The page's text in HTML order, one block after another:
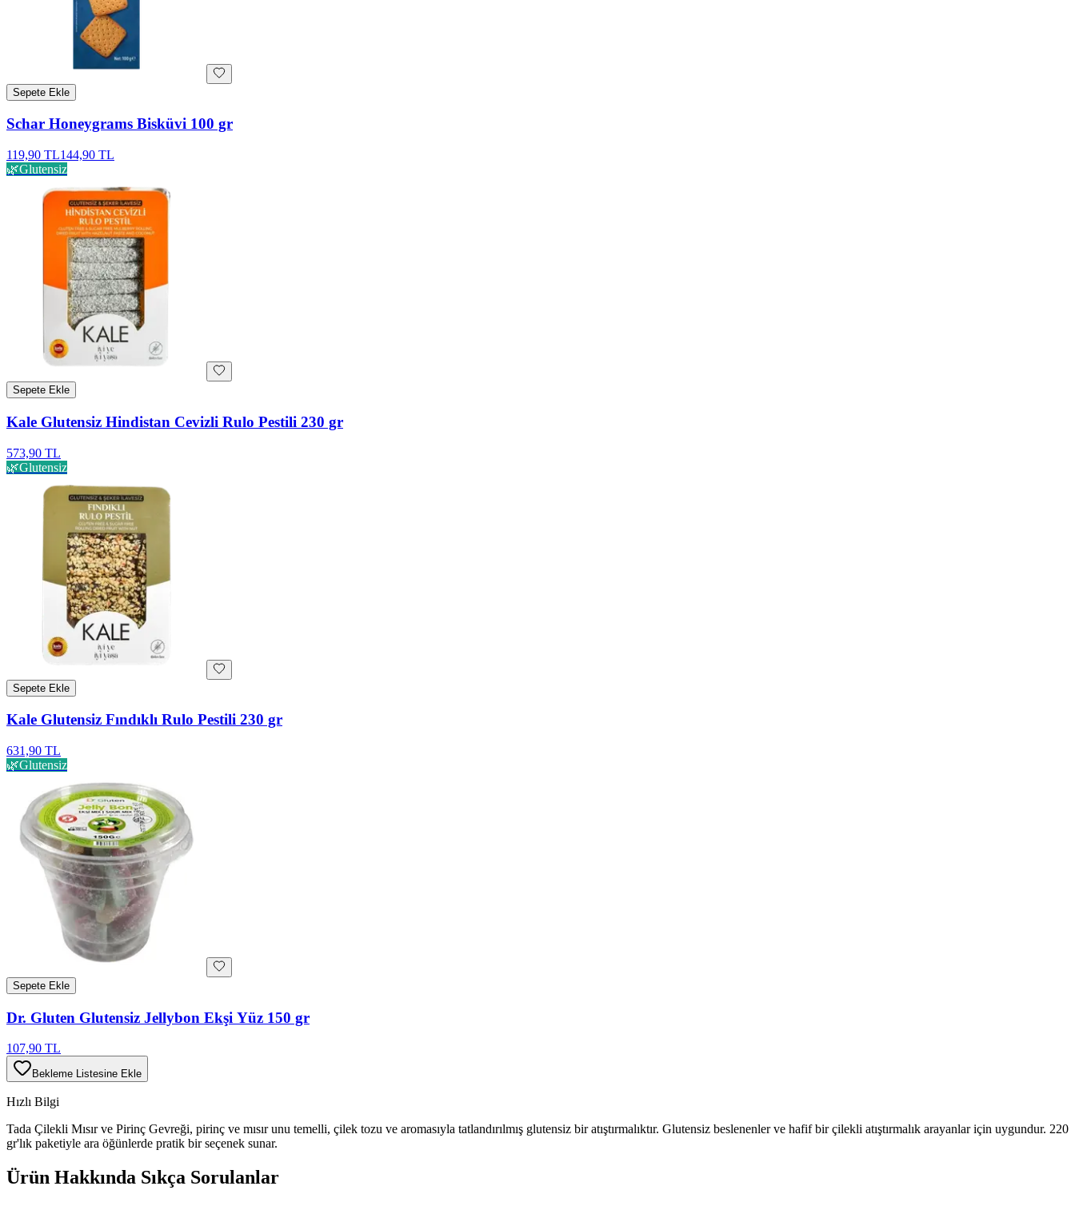
Sepete Ekle
Schar Honeygrams Bisküvi 100 gr
119,90 TL144,90 TL
🌿Glutensiz
Sepete Ekle
Kale Glutensiz Hindistan Cevizli Rulo Pestili 230 gr
573,90 TL
🌿Glutensiz
Sepete Ekle
Kale Glutensiz Fındıklı Rulo Pestili 230 gr
631,90 TL
🌿Glutensiz
Sepete Ekle
Dr. Gluten Glutensiz Jellybon Ekşi Yüz 150 gr
107,90 TL
Bekleme Listesine Ekle
Hızlı Bilgi
Tada Çilekli Mısır ve Pirinç Gevreği, pirinç ve mısır unu temelli, çilek tozu ve aromasıyla tatlandırılmış glutensiz bir atıştırmalıktır. Glutensiz beslenenler ve hafif bir çilekli atıştırmalık arayanlar için uygundur. 220
gr'lık paketiyle ara öğünlerde pratik bir seçenek sunar.
Ürün Hakkında Sıkça Sorulanlar